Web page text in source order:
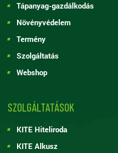
Tápanyag-gazdálkodás
Növényvédelem
Termény
Szolgáltatás
Webshop
SZOLGÁLTATÁSOK
KITE Hiteliroda
KITE Alkusz